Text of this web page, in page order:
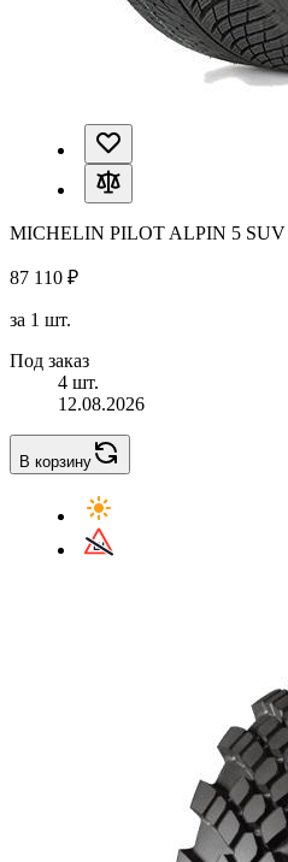
MICHELIN PILOT ALPIN 5 SUV
87 110 ₽
за 1 шт.
Под заказ
4 шт.
12.08.2026
В корзину